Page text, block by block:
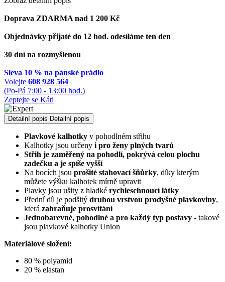
Doprava ZDARMA nad 1 200 Kč
Objednávky přijaté do 12 hod. odesíláme ten den
30 dní na rozmyšlenou
Sleva 10 % na pánské prádlo
Volejte 608 928 564
(Po-Pá 7:00 - 13:00 hod.)
Zeptejte se Káti
Detailní popis Detailní popis
Plavkové kalhotky v pohodlném střihu
Kalhotky jsou určeny i pro ženy plných tvarů
Střih je zaměřený na pohodlí, pokrývá celou plochu
zadečku a je spíše vyšší
Na bocích jsou prošité stahovací šňůrky, díky kterým
můžete výšku kalhotek mírně upravit
Plavky jsou ušity z hladké rychleschnoucí látky
Přední díl je podšitý druhou vrstvou prodyšné plavkoviny,
která zabraňuje prosvítání
Jednobarevné, pohodlné a pro každý typ postavy - takové
jsou plavkové kalhotky Union
Materiálové složení:
80 % polyamid
20 % elastan